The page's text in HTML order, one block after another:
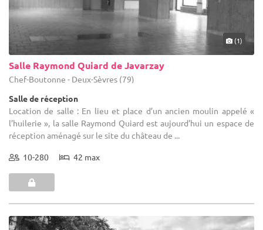
(1)
Salle Raymond Quiard de Javarzay
Chef-Boutonne - Deux-Sèvres (79)
Salle de réception
Location de salle : En lieu et place d’un ancien moulin appelé «
l’huilerie », la salle Raymond Quiard est aujourd’hui un espace de
réception aménagé sur le site du château de ...
10-280 42 max